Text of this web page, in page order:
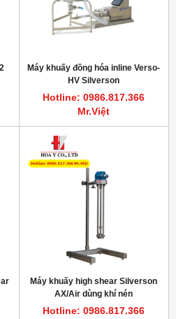
Máy khuấy đồng hóa inline Verso-
HV Silverson
Hotline: 0986.817.366
Mr.Việt
Máy khuấy high shear Silverson
AX/Air dùng khí nén
Hotline: 0986.817.366